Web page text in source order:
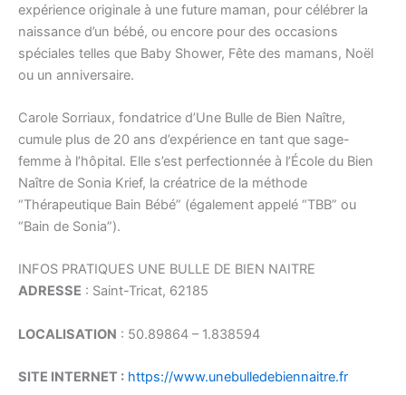
expérience originale à une future maman, pour célébrer la
naissance d’un bébé, ou encore pour des occasions
spéciales telles que Baby Shower, Fête des mamans, Noël
ou un anniversaire.
Carole Sorriaux, fondatrice d’Une Bulle de Bien Naître,
cumule plus de 20 ans d’expérience en tant que sage-
femme à l’hôpital. Elle s’est perfectionnée à l’École du Bien
Naître de Sonia Krief, la créatrice de la méthode
“Thérapeutique Bain Bébé” (également appelé “TBB” ou
“Bain de Sonia”).
INFOS PRATIQUES UNE BULLE DE BIEN NAITRE
ADRESSE : Saint-Tricat, 62185
LOCALISATION : 50.89864 – 1.838594
SITE INTERNET : https://www.unebulledebiennaitre.fr